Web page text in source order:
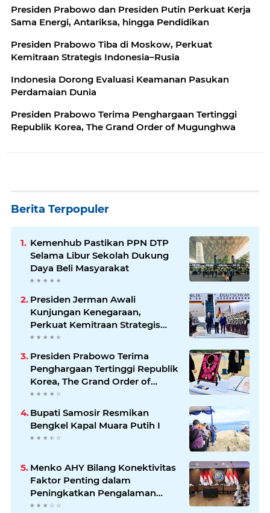
Presiden Prabowo dan Presiden Putin Perkuat Kerja
Sama Energi, Antariksa, hingga Pendidikan
Presiden Prabowo Tiba di Moskow, Perkuat
Kemitraan Strategis Indonesia–Rusia
Indonesia Dorong Evaluasi Keamanan Pasukan
Perdamaian Dunia
Presiden Prabowo Terima Penghargaan Tertinggi
Republik Korea, The Grand Order of Mugunghwa
Berita Terpopuler
Kemenhub Pastikan PPN DTP
Selama Libur Sekolah Dukung
Daya Beli Masyarakat
Presiden Jerman Awali
Kunjungan Kenegaraan,
Perkuat Kemitraan Strategis
Indonesia–Jerman
Presiden Prabowo Terima
Penghargaan Tertinggi Republik
Korea, The Grand Order of
Mugunghwa
Bupati Samosir Resmikan
Bengkel Kapal Muara Putih I
Menko AHY Bilang Konektivitas
Faktor Penting dalam
Peningkatkan Pengalaman
Wisatawan